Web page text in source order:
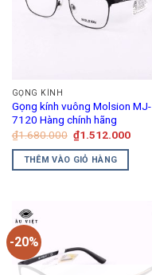
GỌNG KÍNH
Gọng kính vuông Molsion MJ-
7120 Hàng chính hãng
₫1.680.000 Giá
gốc
là:
₫1.680.000.
₫1.512.000Giá
THÊM VÀO GIỎ HÀNG
-20%